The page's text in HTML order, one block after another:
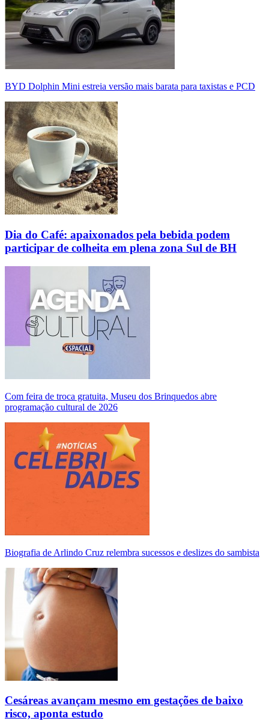
BYD Dolphin Mini estreia versão mais barata para taxistas e PCD
Dia do Café: apaixonados pela bebida podem
participar de colheita em plena zona Sul de BH
Com feira de troca gratuita, Museu dos Brinquedos abre
programação cultural de 2026
Biografia de Arlindo Cruz relembra sucessos e deslizes do sambista
Cesáreas avançam mesmo em gestações de baixo
risco, aponta estudo